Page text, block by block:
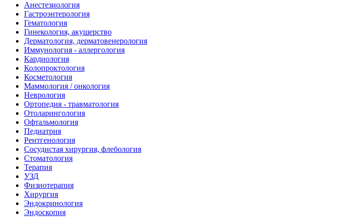
Анестезиология
Гастроэнтерология
Гематология
Гинекология, акушерство
Дерматология, дерматовенерология
Иммунология - аллергология
Кардиология
Колопроктология
Косметология
Маммология / онкология
Неврология
Ортопедия - травматология
Отоларингология
Офтальмология
Педиатрия
Рентгенология
Сосудистая хирургия, флебология
Стоматология
Терапия
УЗД
Физиотерапия
Хирургия
Эндокринология
Эндоскопия